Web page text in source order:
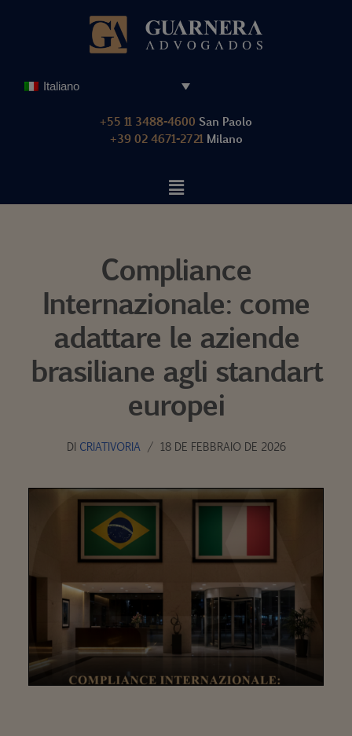
contenutoItaliano
+55 11 3488-4600 San Paolo
+39 02 4671-2721 Milano
Compliance
Internazionale: come
adattare le aziende
brasiliane agli standart
europei
DI CRIATIVORIA 18 DE FEBBRAIO DE 2026